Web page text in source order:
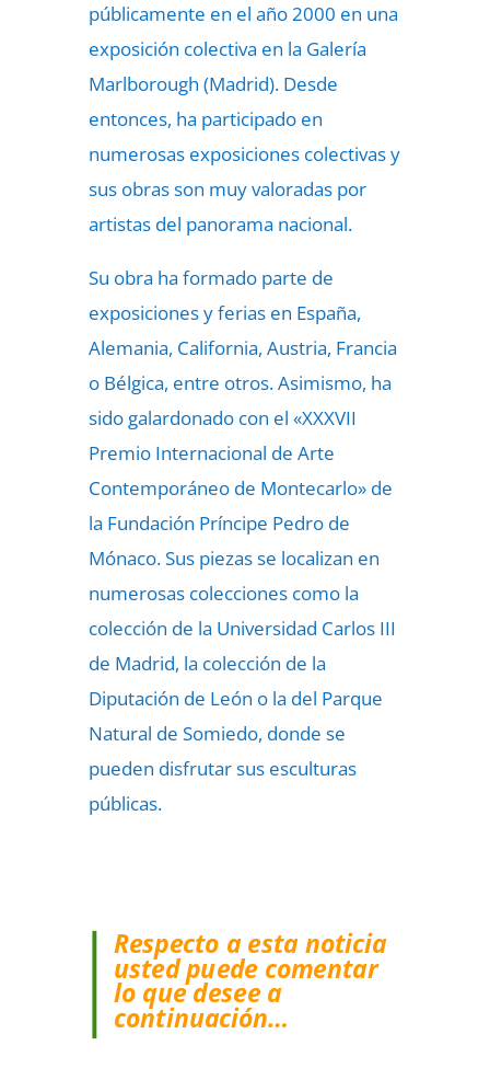
públicamente en el año 2000 en una
exposición colectiva en la Galería
Marlborough (Madrid). Desde
entonces, ha participado en
numerosas exposiciones colectivas y
sus obras son muy valoradas por
artistas del panorama nacional.
Su obra ha formado parte de
exposiciones y ferias en España,
Alemania, California, Austria, Francia
o Bélgica, entre otros. Asimismo, ha
sido galardonado con el «XXXVII
Premio Internacional de Arte
Contemporáneo de Montecarlo» de
la Fundación Príncipe Pedro de
Mónaco. Sus piezas se localizan en
numerosas colecciones como la
colección de la Universidad Carlos III
de Madrid, la colección de la
Diputación de León o la del Parque
Natural de Somiedo, donde se
pueden disfrutar sus esculturas
públicas.
Respecto a esta noticia
usted puede comentar
lo que desee a
continuación…